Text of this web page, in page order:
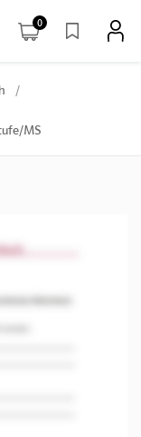
0
/
MS